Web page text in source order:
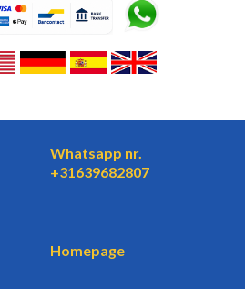
Whatsapp nr.
+31639682807
Homepage